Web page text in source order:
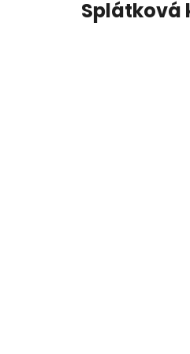
Splátková